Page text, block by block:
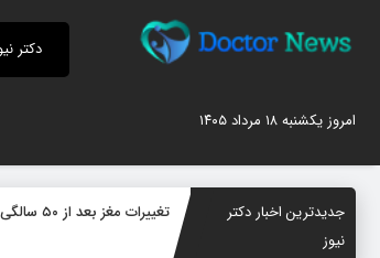
دکتر
امروز یکشنبه ۱۸ مرداد ۱۴۰۵
جدیدترین اخبار دکتر
نیوز
تغییرات مغز بعد از ۵۰ سالگی؛ دانشمندان یک تحول پنهان در سیستم ایمنی مغز کشف کردند